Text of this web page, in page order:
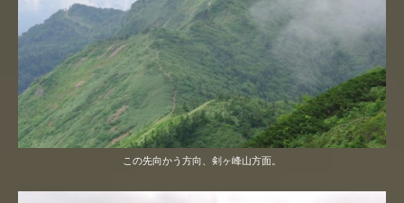
この先向かう方向、剣ヶ峰山方面。